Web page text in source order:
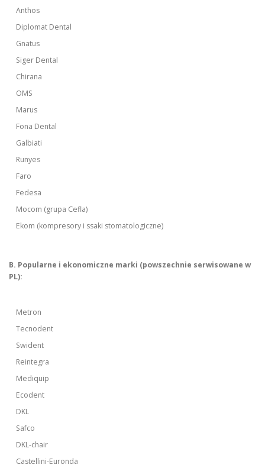
Anthos
Diplomat Dental
Gnatus
Siger Dental
Chirana
OMS
Marus
Fona Dental
Galbiati
Runyes
Faro
Fedesa
Mocom (grupa Cefla)
Ekom (kompresory i ssaki stomatologiczne)
B. Popularne i ekonomiczne marki (powszechnie serwisowane w
PL):
Metron
Tecnodent
Swident
Reintegra
Mediquip
Ecodent
DKL
Safco
DKL-chair
Castellini-Euronda